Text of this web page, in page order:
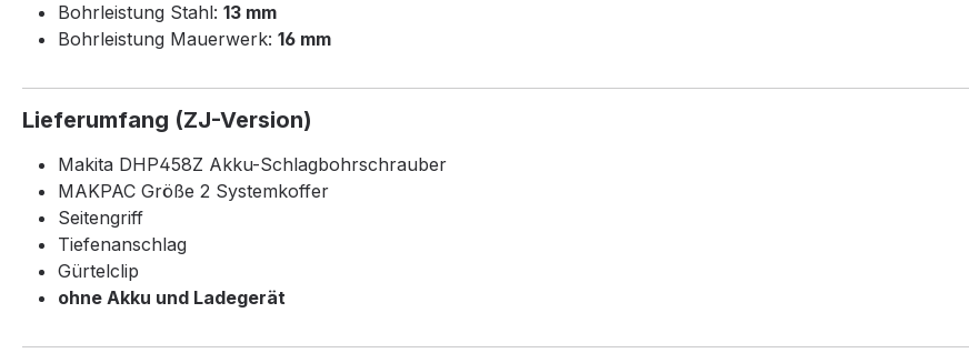
Bohrleistung Stahl: 13 mm
Bohrleistung Mauerwerk: 16 mm
Lieferumfang (ZJ-Version)
Makita DHP458Z Akku-Schlagbohrschrauber
MAKPAC Größe 2 Systemkoffer
Seitengriff
Tiefenanschlag
Gürtelclip
ohne Akku und Ladegerät